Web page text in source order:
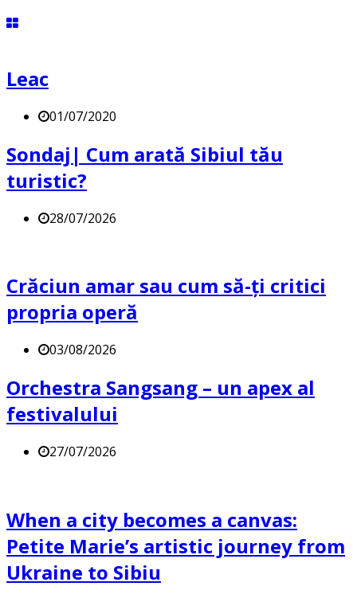
Leac
01/07/2020
Sondaj| Cum arată Sibiul tău
turistic?
28/07/2026
Crăciun amar sau cum să-ți critici
propria operă
03/08/2026
Orchestra Sangsang – un apex al
festivalului
27/07/2026
When a city becomes a canvas:
Petite Marie’s artistic journey from
Ukraine to Sibiu